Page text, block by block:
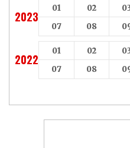
2023
01 02
07
08
2022
01 02
07
08